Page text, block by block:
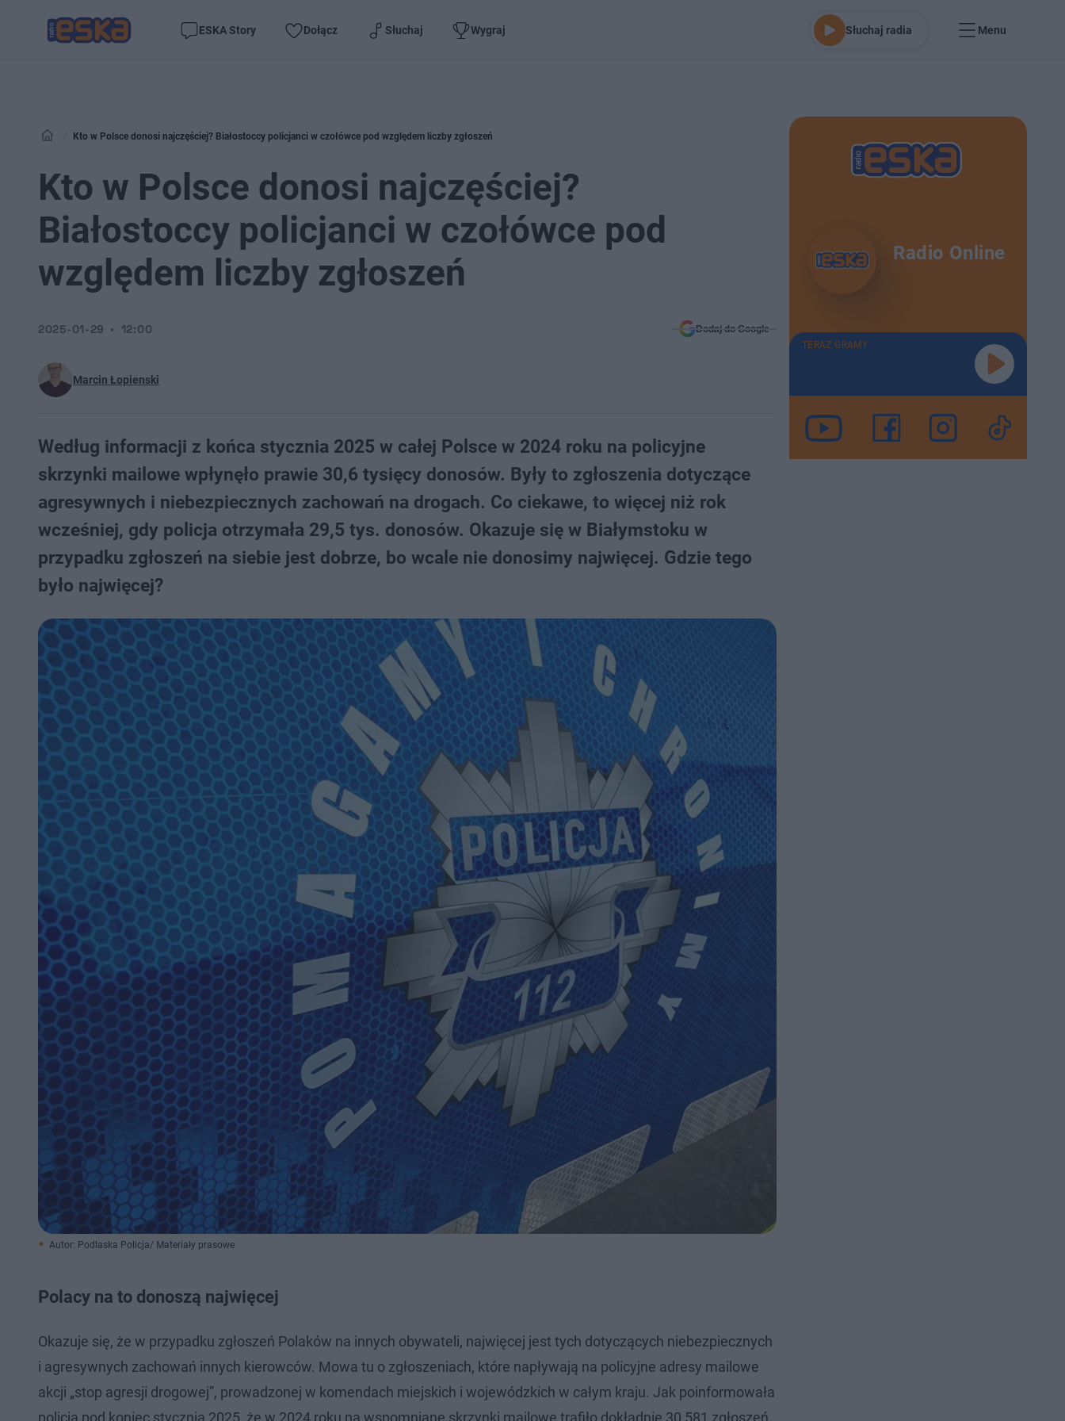
ESKA Story Dołącz Słuchaj Wygraj Słuchaj radia Menu
Kto w Polsce donosi najczęściej? Białostoccy policjanci w czołówce pod względem liczby zgłoszeń
Kto w Polsce donosi najczęściej?
Białostoccy policjanci w czołówce pod
względem liczby zgłoszeń
Marcin Łopienski
2025-01-29 12:00 Dodaj do Google
Według informacji z końca stycznia 2025 w całej Polsce w 2024 roku na policyjne
skrzynki mailowe wpłynęło prawie 30,6 tysięcy donosów. Były to zgłoszenia dotyczące
agresywnych i niebezpiecznych zachowań na drogach. Co ciekawe, to więcej niż rok
wcześniej, gdy policja otrzymała 29,5 tys. donosów. Okazuje się w Białymstoku w
przypadku zgłoszeń na siebie jest dobrze, bo wcale nie donosimy najwięcej. Gdzie tego
było najwięcej?
Autor: Podlaska Policja/ Materiały prasowe
Polacy na to donoszą najwięcej
Okazuje się, że w przypadku zgłoszeń Polaków na innych obywateli, najwięcej jest tych dotyczących niebezpiecznych
i agresywnych zachowań innych kierowców. Mowa tu o zgłoszeniach, które napływają na policyjne adresy mailowe
akcji „stop agresji drogowej”, prowadzonej w komendach miejskich i wojewódzkich w całym kraju. Jak poinformowała
policja pod koniec stycznia 2025, że w 2024 roku na wspomniane skrzynki mailowe trafiło dokładnie 30 581 zgłoszeń.
Radio Online
TERAZ GRAMY